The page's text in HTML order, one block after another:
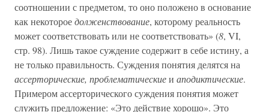
соотношении с предметом, то оно положено в основание
как некотороедолженствование, которому реальность
может соответствовать или не соответствовать» (8, VI,
стр. 98). Лишь такое суждение содержит в себе истину, а
не только правильность. Суждения понятия делятся на
ассерторические, проблематическиеи аподиктические.
Примером ассерторического суждения понятия может
служить предложение: «Это действие хорошо». Это